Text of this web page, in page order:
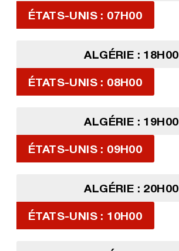
ÉTATS-UNIS : 07H00
ALGÉRIE : 18H00
ÉTATS-UNIS : 08H00
ALGÉRIE : 19H00
ÉTATS-UNIS : 09H00
ALGÉRIE : 20H00
ÉTATS-UNIS : 10H00